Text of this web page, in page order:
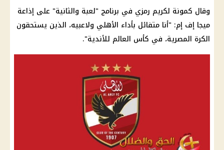
وقال كمونة لكريم رمزي في برنامج "لعبة والثانية" على إذاعة
ميجا إف إم: "أنا متفائل بأداء الأهلي ولاعبيه، الذين يستحقون
الكرة المصرية، في كأس العالم للأندية".